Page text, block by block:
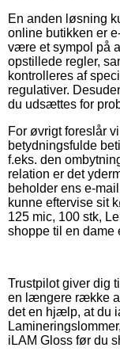
En anden løsning
online butikken er
være et sympol på
opstillede regler,
kontrolleres af
regulativer.
du udsættes for
For øvrigt foreslår
betydningsfulde
f.eks. den
relation er det
beholder ens e-
kunne eftervise sit
125 mic, 100 stk,
shoppe til en dame
Trustpilot giver dig
en længere række
det en hjælp, at du
iLAM Gloss før du